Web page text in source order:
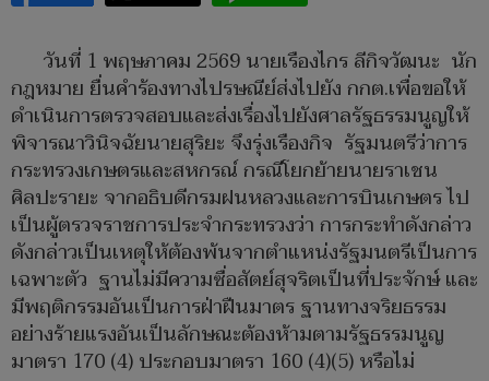
วันที่ 1 พฤษภาคม 2569 นายเรืองไกร ลีกิจวัฒนะ นัก
กฎหมาย ยื่นคำร้องทางไปรษณีย์ส่งไปยัง กกต.เพื่อขอให้
ดำเนินการตรวจสอบและส่งเรื่องไปยังศาลรัฐธรรมนูญให้
พิจารณาวินิจฉัยนายสุริยะ จึงรุ่งเรืองกิจ รัฐมนตรีว่าการ
กระทรวงเกษตรและสหกรณ์ กรณีโยกย้ายนายราเชน
ศิลปะรายะ จากอธิบดีกรมฝนหลวงและการบินเกษตร ไป
เป็นผู้ตรวจราชการประจำกระทรวงว่า การกระทำดังกล่าว
ดังกล่าวเป็นเหตุให้ต้องพ้นจากตำแหน่งรัฐมนตรีเป็นการ
เฉพาะตัว ฐานไม่มีความซื่อสัตย์สุจริตเป็นที่ประจักษ์ และ
มีพฤติกรรมอันเป็นการฝ่าฝืนมาตร ฐานทางจริยธรรม
อย่างร้ายแรงอันเป็นลักษณะต้องห้ามตามรัฐธรรมนูญ
มาตรา 170 (4) ประกอบมาตรา 160 (4)(5) หรือไม่